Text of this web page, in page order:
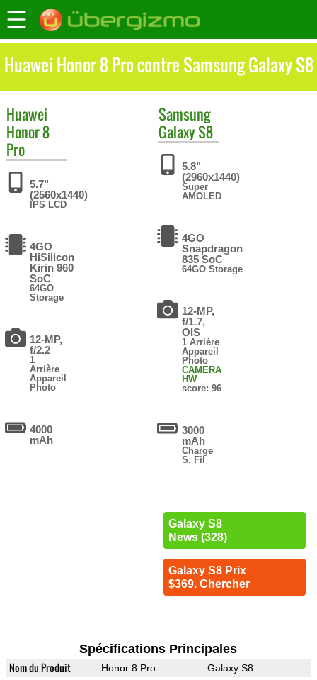
Huawei Honor 8 Pro contre Samsung Galaxy S8
Huawei
Honor 8
Pro
5.7"
(2560x1440)
IPS LCD
4GO
HiSilicon
Kirin 960
SoC
64GO
Storage
12-MP,
f/2.2
1
Arrière
Appareil
Photo
4000
mAh
Samsung
Galaxy S8
5.8"
(2960x1440)
Super
AMOLED
4GO
Snapdragon
835 SoC
64GO Storage
12-MP,
f/1.7,
OIS
1 Arrière
Appareil
Photo
CAMERA
HW
score: 96
3000
mAh
Charge
S. Fil
Galaxy S8
News (328)
Galaxy S8 Prix
$369. Chercher
Spécifications Principales
Nom du Produit Honor 8 Pro Galaxy S8